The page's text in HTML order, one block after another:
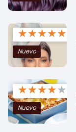
★★★★★
Nuevo
★★★★★
Nuevo